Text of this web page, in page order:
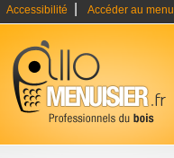
Accessibilité Accéder au menu